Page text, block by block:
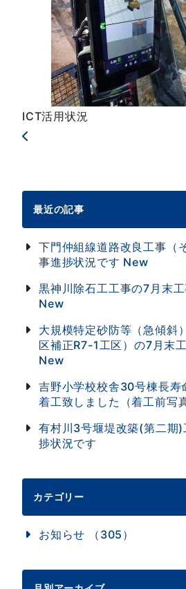
ICT活用状況
最近の記事
下門仲組線道路改良工事（
事進捗状況です New
黒神川除石工工事の7月末
New
大規模特定砂防等（急傾斜
区補正R7-1工区）の7月末
New
吉野小学校校舎30号棟長寿
着工致しました（着工前写
有村川3号堰堤改築(第二期
捗状況です
カテゴリー
お知らせ （305）